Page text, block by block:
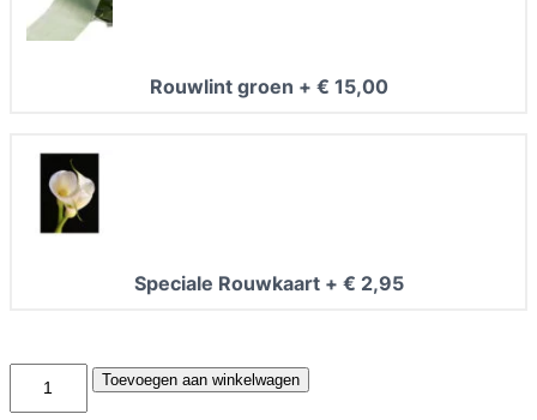
Rouwlint groen + € 15,00
Speciale Rouwkaart+ € 2,95
o
Toevoegen aan winkelwagen